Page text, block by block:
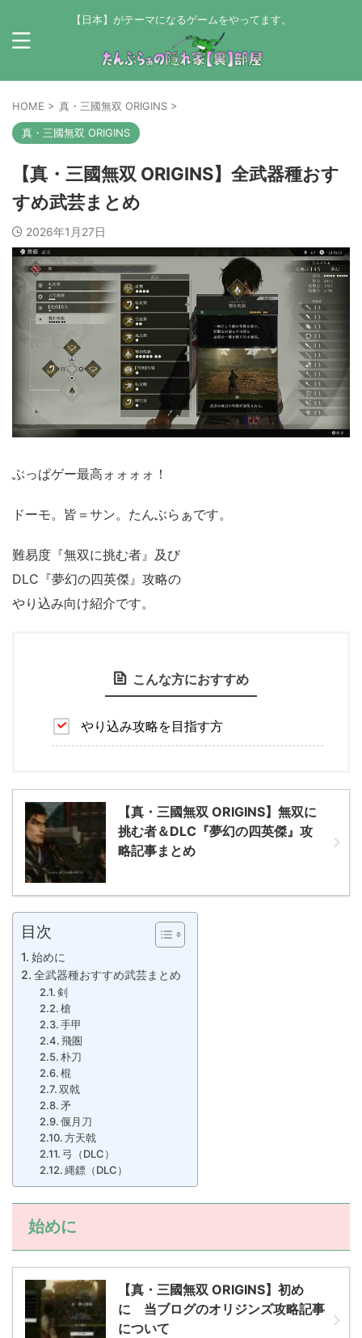
【日本】がテーマになるゲームをやってます。
HOME > 真・三國無双 ORIGINS >
真・三國無双 ORIGINS
【真・三國無双 ORIGINS】全武器種おす
すめ武芸まとめ
2026年1月27日
ぶっぱゲー最高ォォォォ！
ドーモ。皆＝サン。たんぶらぁです。
難易度『無双に挑む者』及び
DLC『夢幻の四英傑』攻略の
やり込み向け紹介です。
こんな方におすすめ
やり込み攻略を目指す方
【真・三國無双 ORIGINS】無双に
挑む者＆DLC『夢幻の四英傑』攻
略記事まとめ
目次
始めに
全武器種おすすめ武芸まとめ
剣
槍
手甲
飛圏
朴刀
棍
双戟
矛
偃月刀
方天戟
弓（DLC）
縄鏢（DLC）
始めに
【真・三國無双 ORIGINS】初め
に 当ブログのオリジンズ攻略記事
について